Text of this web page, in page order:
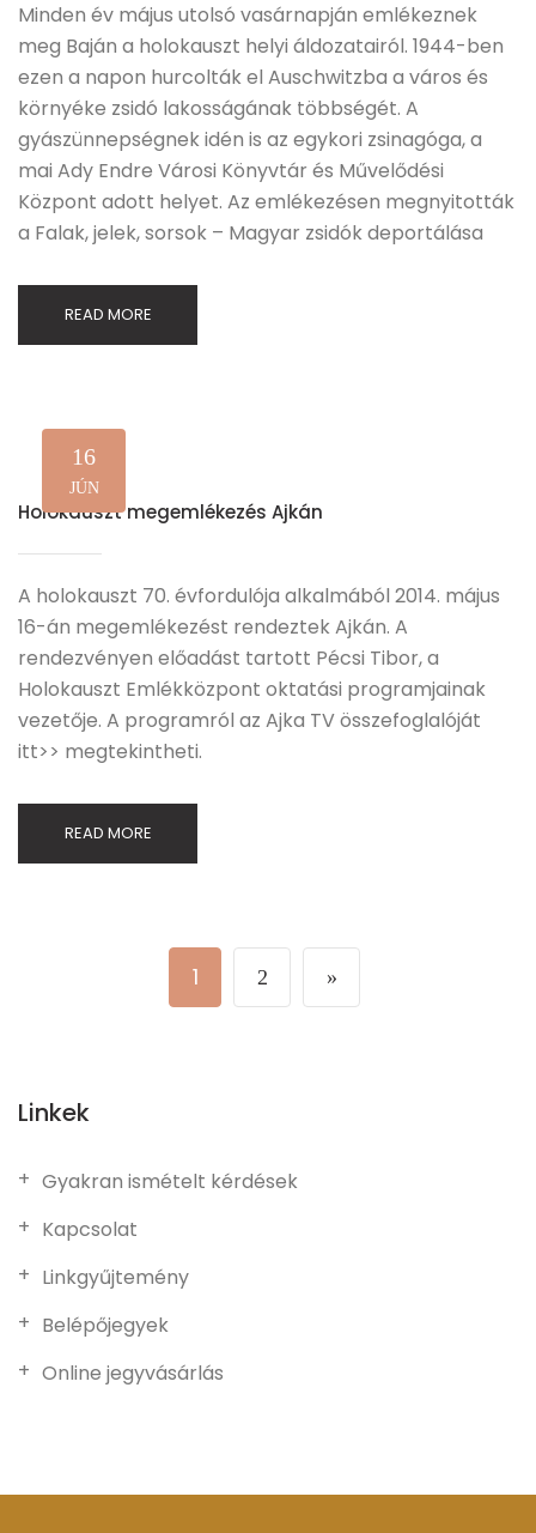
Minden év május utolsó vasárnapján emlékeznek
meg Baján a holokauszt helyi áldozatairól. 1944-ben
ezen a napon hurcolták el Auschwitzba a város és
környéke zsidó lakosságának többségét. A
gyászünnepségnek idén is az egykori zsinagóga, a
mai Ady Endre Városi Könyvtár és Művelődési
Központ adott helyet. Az emlékezésen megnyitották
a Falak, jelek, sorsok – Magyar zsidók deportálása
READ MORE
16
JÚN
Holokauszt megemlékezés Ajkán
A holokauszt 70. évfordulója alkalmából 2014. május
16-án megemlékezést rendeztek Ajkán. A
rendezvényen előadást tartott Pécsi Tibor, a
Holokauszt Emlékközpont oktatási programjainak
vezetője. A programról az Ajka TV összefoglalóját
itt>> megtekintheti.
READ MORE
1 2 »
Linkek
Gyakran ismételt kérdések
Kapcsolat
Linkgyűjtemény
Belépőjegyek
Online jegyvásárlás